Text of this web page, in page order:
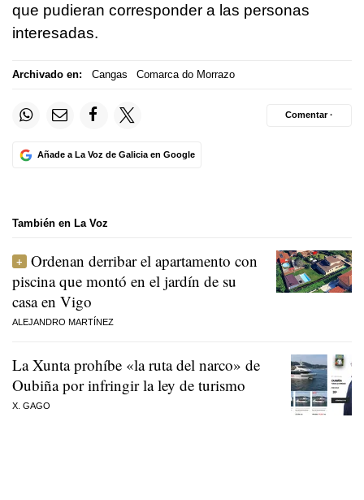
que pudieran corresponder a las personas
interesadas.
Archivado en: Cangas Comarca do Morrazo
Añade a La Voz de Galicia en Google
Comentar ·
También en La Voz
Ordenan derribar el apartamento con
piscina que montó en el jardín de su
casa en Vigo
ALEJANDRO MARTÍNEZ
La Xunta prohíbe «la ruta del narco» de
Oubiña por infringir la ley de turismo
X. GAGO